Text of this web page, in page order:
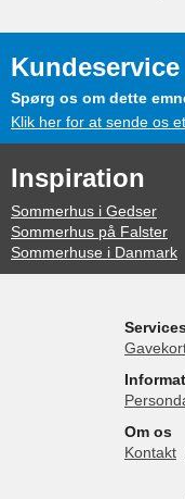
Kundeservice
Spørg os om dette
Klik her for at sende os
Inspiration
Sommerhus i Gedser
Sommerhus på Falster
Sommerhuse i Danmark
Om os
Kontakt